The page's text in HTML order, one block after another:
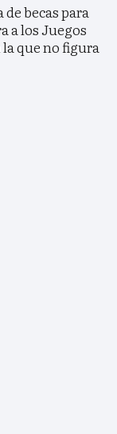
becas para
a los Juegos
que no figura